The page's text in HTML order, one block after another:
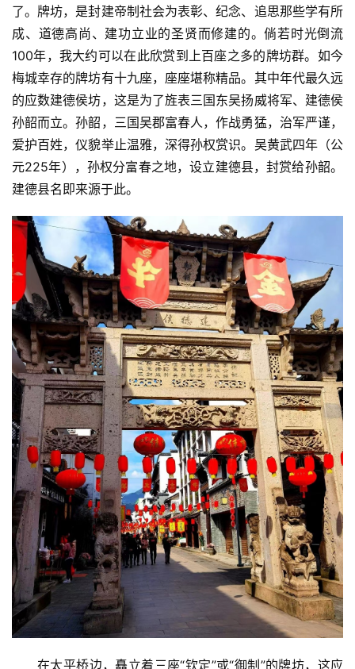
了。牌坊，是封建帝制社会为表彰、纪念、追思那些学有所
成、道德高尚、建功立业的圣贤而修建的。倘若时光倒流
100年，我大约可以在此欣赏到上百座之多的牌坊群。如今
梅城幸存的牌坊有十九座，座座堪称精品。其中年代最久远
的应数建德侯坊，这是为了旌表三国东吴扬威将军、建德侯
孙韶而立。孙韶，三国吴郡富春人，作战勇猛，治军严谨，
爱护百姓，仪貌举止温雅，深得孙权赏识。吴黄武四年（公
元225年），孙权分富春之地，设立建德县，封赏给孙韶。
建德县名即来源于此。
在太平桥边，矗立着三座“钦定”或“御制”的牌坊，这应